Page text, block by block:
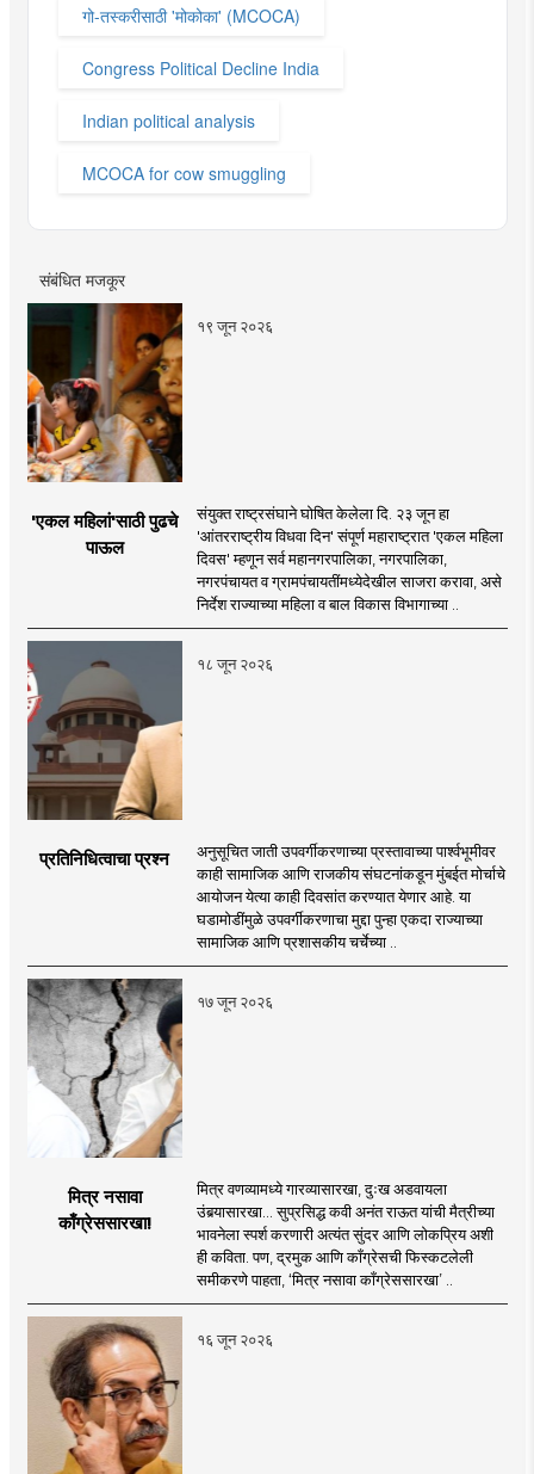
गो-तस्करीसाठी 'मोकोका' (MCOCA)
Congress Political Decline India
Indian political analysis
MCOCA for cow smuggling
संबंधित मजकूर
१९ जून २०२६
'एकल महिलां'साठी पुढचे
पाऊल
संयुक्त राष्ट्रसंघाने घोषित केलेला दि. २३ जून हा
'आंतरराष्ट्रीय विधवा दिन' संपूर्ण महाराष्ट्रात 'एकल महिला
दिवस' म्हणून सर्व महानगरपालिका, नगरपालिका,
नगरपंचायत व ग्रामपंचायतींमध्येदेखील साजरा करावा, असे
निर्देश राज्याच्या महिला व बाल विकास विभागाच्या ..
१८ जून २०२६
प्रतिनिधित्वाचा प्रश्न
अनुसूचित जाती उपवर्गीकरणाच्या प्रस्तावाच्या पार्श्वभूमीवर
काही सामाजिक आणि राजकीय संघटनांकडून मुंबईत मोर्चाचे
आयोजन येत्या काही दिवसांत करण्यात येणार आहे. या
घडामोडींमुळे उपवर्गीकरणाचा मुद्दा पुन्हा एकदा राज्याच्या
सामाजिक आणि प्रशासकीय चर्चेच्या ..
१७ जून २०२६
मित्र नसावा
काँग्रेससारखा!
मित्र वणव्यामध्ये गारव्यासारखा, दुःख अडवायला
उंबर्‍यासारखा... सुप्रसिद्ध कवी अनंत राऊत यांची मैत्रीच्या
भावनेला स्पर्श करणारी अत्यंत सुंदर आणि लोकप्रिय अशी
ही कविता. पण, द्रमुक आणि काँग्रेसची फिस्कटलेली
समीकरणे पाहता, ‘मित्र नसावा काँग्रेससारखा’ ..
१६ जून २०२६